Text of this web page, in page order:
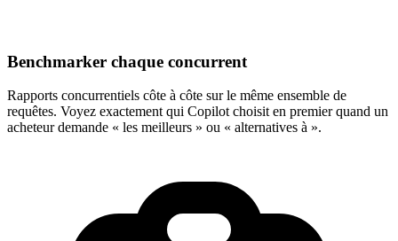
Benchmarker chaque concurrent
Rapports concurrentiels côte à côte sur le même ensemble de
requêtes. Voyez exactement qui Copilot choisit en premier quand un
acheteur demande « les meilleurs » ou « alternatives à ».